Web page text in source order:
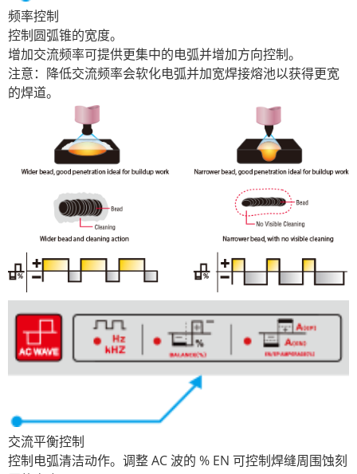
频率控制
控制圆弧锥的宽度。
增加交流频率可提供更集中的电弧并增加方向控制。
注意：降低交流频率会软化电弧并加宽焊接熔池以获得更宽
的焊道。
交流平衡控制
控制电弧清洁动作。调整 AC 波的 % EN 可控制焊缝周围蚀刻